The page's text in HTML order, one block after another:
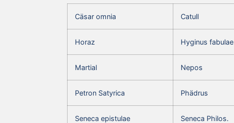
Cäsar omnia Catull
Horaz Hyginus fabulae
Martial Nepos
Petron Satyrica Phädrus
Seneca epistulae Seneca Philos.